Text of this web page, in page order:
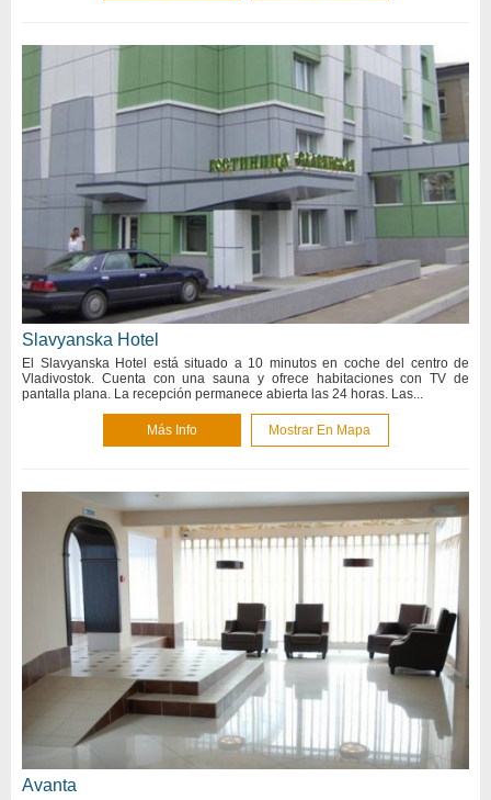
Slavyanska Hotel
El Slavyanska Hotel está situado a 10 minutos en coche del centro de
Vladivostok. Cuenta con una sauna y ofrece habitaciones con TV de
pantalla plana. La recepción permanece abierta las 24 horas. Las...
Más Info Mostrar En Mapa
Avanta